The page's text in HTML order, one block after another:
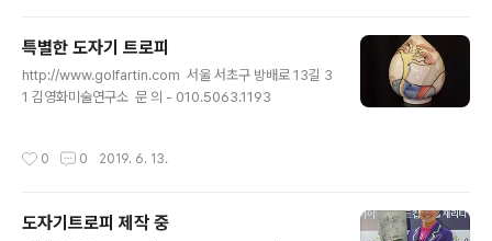
특별한 도자기 트로피
http://www.golfartin.com ​ 서울 서초구 방배로 13길 3
1 김영화미술연구소 ​ 문 의 - 010.5063.1193 ​
0 0 2019. 6. 13.
도자기트로피 제작 중